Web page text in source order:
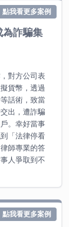
為詐騙集
對方公司表
貨幣，透過
話術，致當
出，遭詐騙
。幸好當事
「法律停看
師專業的答
人爭取到不
點我看更多案例
點我看更多案例